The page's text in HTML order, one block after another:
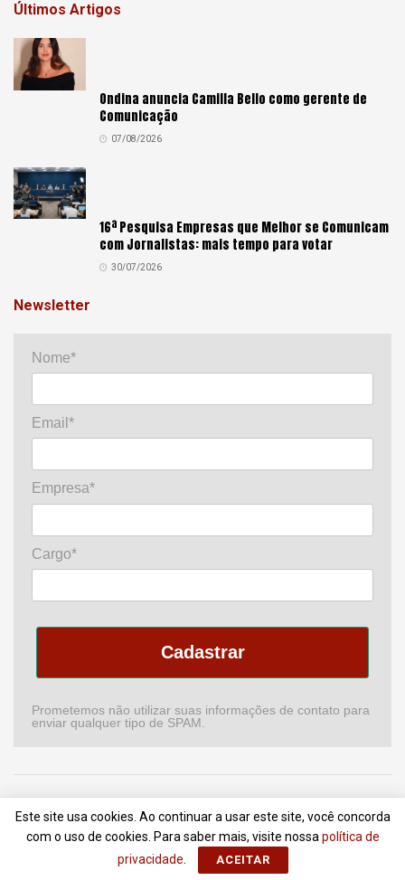
Últimos Artigos
Ondina anuncia Camilla Bello como gerente de
Comunicação
07/08/2026
16ª Pesquisa Empresas que Melhor se Comunicam
com Jornalistas: mais tempo para votar
30/07/2026
Newsletter
Nome*
Email*
Empresa*
Cargo*
Cadastrar
Prometemos não utilizar suas informações de contato para
enviar qualquer tipo de SPAM.
Home Podcast Revista Comitê de CI
Newsletter
Anuncie
Contato Termos de Uso
Portal da Comunicação - Todos Direitos Reservados |
Este site usa cookies. Ao continuar a usar este site, você concorda
com o uso de cookies. Para saber mais, visite nossa política de
privacidade
ACEITAR